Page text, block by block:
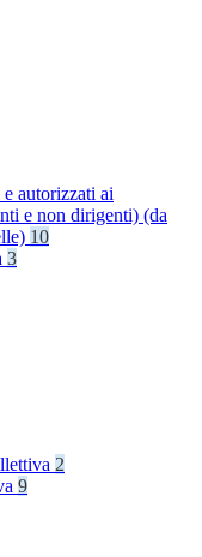
autorizzati ai
e non dirigenti) (da
10
3
2
9